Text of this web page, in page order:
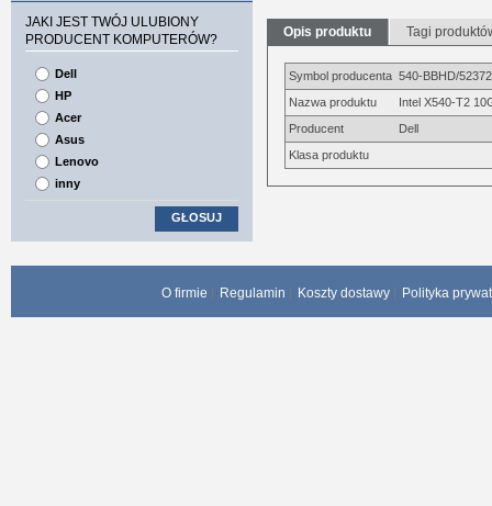
Opis produktu Tagi
Symbol producenta 540-BBHD/
Nazwa produktu
Intel X540-T2
Producent
Dell
Klasa produktu
JAKI JEST TWÓJ ULUBIONY
PRODUCENT KOMPUTERÓW?
Dell
HP
Acer
Asus
Lenovo
inny
GŁOSUJ
O firmie Regulamin Koszty dostawy Polityka